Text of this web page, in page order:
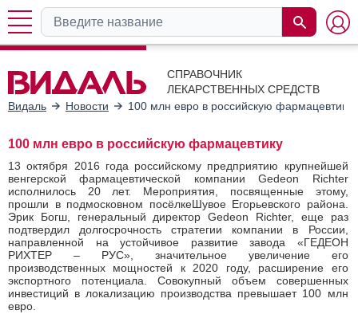
СПРАВОЧНИК
ЛЕКАРСТВЕННЫХ СРЕДСТВ
Видаль
Новости 100 млн евро в российскую фармацевтику
100 млн евро в российскую фармацевтику
13 октября 2016 года российскому предприятию крупнейшей
венгерской фармацевтической компании Gedeon Richter
исполнилось 20 лет. Мероприятия, посвященные этому,
прошли в подмосковном посёлкеШувое Егорьевского района.
Эрик Богш, генеральный директор Gedeon Richter, еще раз
подтвердил долгосрочность стратегии компании в России,
направленной на устойчивое развитие завода «ГЕДЕОН
РИХТЕР – РУС», значительное увеличение его
производственных мощностей к 2020 году, расширение его
экспортного потенциала. Совокупный объем совершенных
инвестиций в локализацию производства превышает 100 млн
евро.